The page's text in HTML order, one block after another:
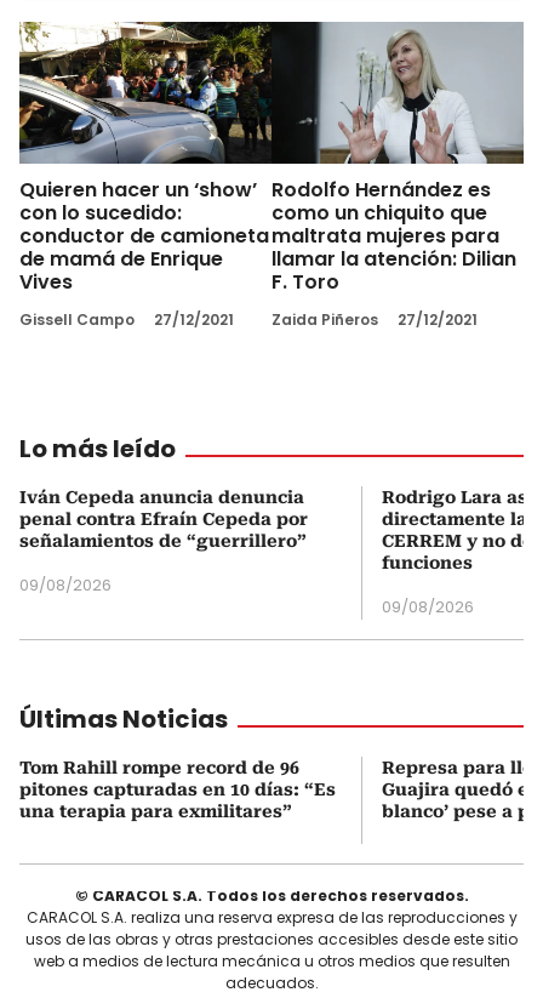
Quieren hacer un ‘show’
con lo sucedido:
conductor de camioneta
de mamá de Enrique
Vives
Gissell Campo 27/12/2021
Rodolfo Hernández es
como un chiquito que
maltrata mujeres para
llamar la atención: Dilian
F. Toro
Zaida Piñeros 27/12/2021
Lo más leído
Iván Cepeda anuncia denuncia
penal contra Efraín Cepeda por
señalamientos de “guerrillero”
09/08/2026
Rodrigo Lara
directamente la
CERREM y no
funciones
09/08/2026
Últimas Noticias
Tom Rahill rompe record de 96
pitones capturadas en 10 días: “Es
una terapia para exmilitares”
Represa para
Guajira quedó en
blanco’ pese a
© CARACOL S.A. Todos los derechos reservados.
CARACOL S.A. realiza una reserva expresa de las reproducciones y
usos de las obras y otras prestaciones accesibles desde este sitio
web a medios de lectura mecánica u otros medios que resulten
adecuados.